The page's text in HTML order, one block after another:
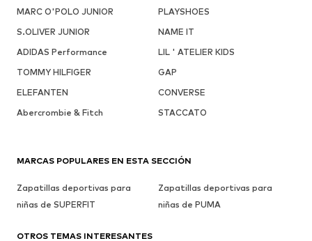
MARC O'POLO JUNIOR
PLAYSHOES
S.OLIVER JUNIOR
NAME IT
ADIDAS Performance
LIL ' ATELIER KIDS
TOMMY HILFIGER
GAP
ELEFANTEN
CONVERSE
Abercrombie & Fitch
STACCATO
MARCAS POPULARES EN ESTA SECCIÓN
Zapatillas deportivas para
niñas de SUPERFIT
Zapatillas deportivas para
niñas de PUMA
OTROS TEMAS INTERESANTES